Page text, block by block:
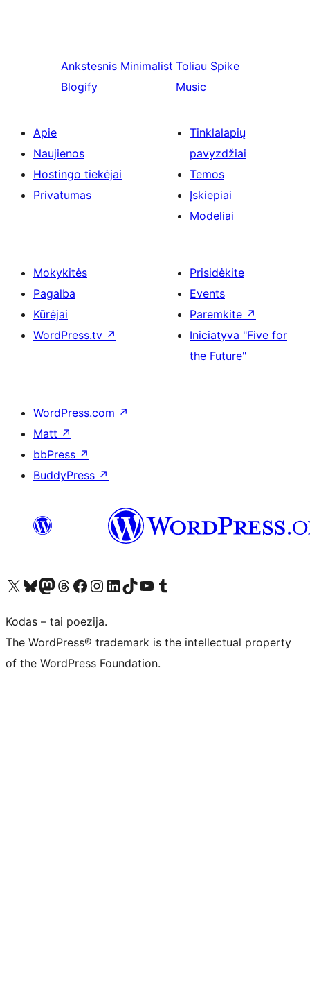
Ankstesnis Minimalist
Blogify
Toliau Spike
Music
Apie
Naujienos
Hostingo tiekėjai
Privatumas
Tinklalapių
pavyzdžiai
Temos
Įskiepiai
Modeliai
Mokykitės
Pagalba
Kūrėjai
WordPress.tv ↗
Prisidėkite
Events
Paremkite ↗
Iniciatyva "Five for
the Future"
WordPress.com ↗
Matt ↗
bbPress ↗
BuddyPress ↗
Visit our X (formerly Twitter) account
Apsilankykite mūsų Bluesky paskyroje
Visit our Mastodon account
Apsilankykite mūsų Threads paskyroje
Visit our Facebook page
Visit our Instagram account
Visit our LinkedIn account
Apsilankykite mūsų TikTok paskyroje
Visit our YouTube channel
Apsilankykite mūsų Tumblr paskyroje
Kodas – tai poezija.
The WordPress® trademark is the intellectual property
of the WordPress Foundation.